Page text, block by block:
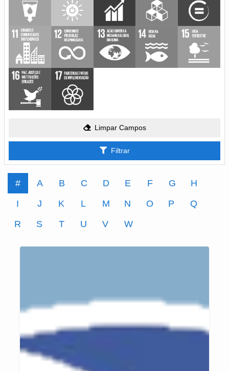
Limpar Campos
Filtrar
# A B C D E F G
H
I
J K L M N O P
Q
R
S T U V W